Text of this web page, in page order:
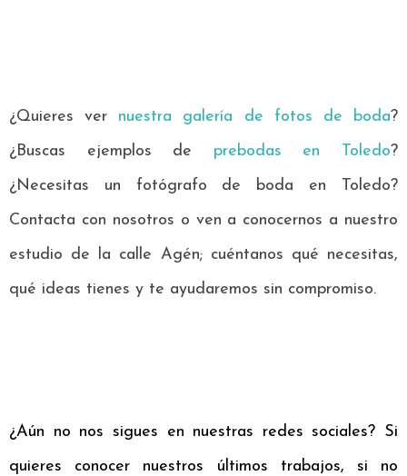
¿Quieres ver nuestra galería de fotos de boda?
¿Buscas ejemplos de prebodas en Toledo?
¿Necesitas un fotógrafo de boda en Toledo?
Contacta con nosotros o ven a conocernos a nuestro
estudio de la calle Agén; cuéntanos qué necesitas,
qué ideas tienes y te ayudaremos sin compromiso.
¿Aún no nos sigues en nuestras redes sociales? Si
quieres conocer nuestros últimos trabajos, si no